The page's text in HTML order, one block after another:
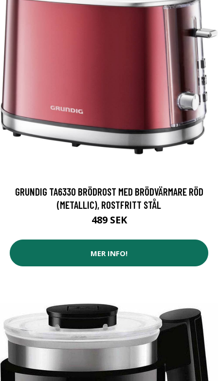
GRUNDIG TA6330 BRÖDROST MED BRÖDVÄRMARE RÖD
(METALLIC), ROSTFRITT STÅL
489 SEK
MER INFO!